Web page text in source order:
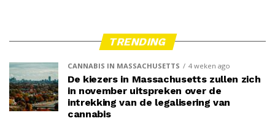
TRENDING
CANNABIS IN MASSACHUSETTS 4 weken ago
De kiezers in Massachusetts zullen zich
in november uitspreken over de
intrekking van de legalisering van
cannabis